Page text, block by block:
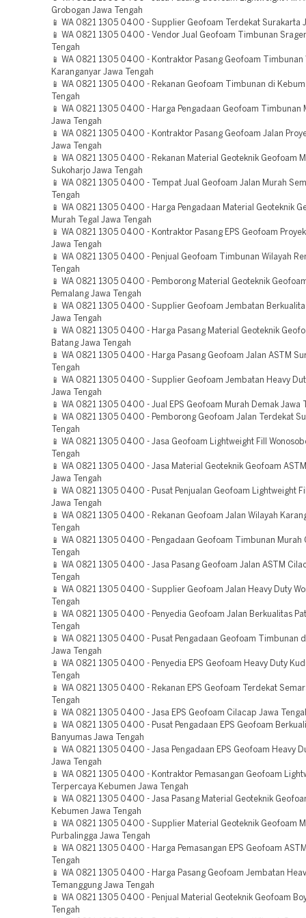
Grobogan Jawa Tengah
📱 WA 0821 1305 0400 - Supplier Geofoam Terdekat Surakarta
📱 WA 0821 1305 0400 - Vendor Jual Geofoam Timbunan
Tengah
📱 WA 0821 1305 0400 - Kontraktor Pasang Geofoam Timbunan
Karanganyar Jawa Tengah
📱 WA 0821 1305 0400 - Rekanan Geofoam Timbunan di
Tengah
📱 WA 0821 1305 0400 - Harga Pengadaan Geofoam Timbunan
Jawa Tengah
📱 WA 0821 1305 0400 - Kontraktor Pasang Geofoam Jalan
Jawa Tengah
📱 WA 0821 1305 0400 - Rekanan Material Geoteknik Geofoam
Sukoharjo Jawa Tengah
📱 WA 0821 1305 0400 - Tempat Jual Geofoam Jalan Murah
Tengah
📱 WA 0821 1305 0400 - Harga Pengadaan Material Geoteknik
Murah Tegal Jawa Tengah
📱 WA 0821 1305 0400 - Kontraktor Pasang EPS Geofoam
Jawa Tengah
📱 WA 0821 1305 0400 - Penjual Geofoam Timbunan Wilayah
Tengah
📱 WA 0821 1305 0400 - Pemborong Material Geoteknik
Pemalang Jawa Tengah
📱 WA 0821 1305 0400 - Supplier Geofoam Jembatan
Jawa Tengah
📱 WA 0821 1305 0400 - Harga Pasang Material Geoteknik
Batang Jawa Tengah
📱 WA 0821 1305 0400 - Harga Pasang Geofoam Jalan ASTM
Tengah
📱 WA 0821 1305 0400 - Supplier Geofoam Jembatan Heavy
Jawa Tengah
📱 WA 0821 1305 0400 - Jual EPS Geofoam Murah Demak Jawa
📱 WA 0821 1305 0400 - Pemborong Geofoam Jalan Terdekat
Tengah
📱 WA 0821 1305 0400 - Jasa Geofoam Lightweight Fill
Tengah
📱 WA 0821 1305 0400 - Jasa Material Geoteknik Geofoam
Jawa Tengah
📱 WA 0821 1305 0400 - Pusat Penjualan Geofoam Lightweight
Jawa Tengah
📱 WA 0821 1305 0400 - Rekanan Geofoam Jalan Wilayah
Tengah
📱 WA 0821 1305 0400 - Pengadaan Geofoam Timbunan Murah
Tengah
📱 WA 0821 1305 0400 - Jasa Pasang Geofoam Jalan ASTM
Tengah
📱 WA 0821 1305 0400 - Supplier Geofoam Jalan Heavy Duty
Tengah
📱 WA 0821 1305 0400 - Penyedia Geofoam Jalan Berkualitas
Tengah
📱 WA 0821 1305 0400 - Pusat Pengadaan Geofoam Timbunan
Jawa Tengah
📱 WA 0821 1305 0400 - Penyedia EPS Geofoam Heavy Duty
Tengah
📱 WA 0821 1305 0400 - Rekanan EPS Geofoam Terdekat
Tengah
📱 WA 0821 1305 0400 - Jasa EPS Geofoam Cilacap Jawa
📱 WA 0821 1305 0400 - Pusat Pengadaan EPS Geofoam
Banyumas Jawa Tengah
📱 WA 0821 1305 0400 - Jasa Pengadaan EPS Geofoam Heavy
Jawa Tengah
📱 WA 0821 1305 0400 - Kontraktor Pemasangan Geofoam
Terpercaya Kebumen Jawa Tengah
📱 WA 0821 1305 0400 - Jasa Pasang Material Geoteknik
Kebumen Jawa Tengah
📱 WA 0821 1305 0400 - Supplier Material Geoteknik Geofoam
Purbalingga Jawa Tengah
📱 WA 0821 1305 0400 - Harga Pemasangan EPS Geofoam
Tengah
📱 WA 0821 1305 0400 - Harga Pasang Geofoam Jembatan
Temanggung Jawa Tengah
📱 WA 0821 1305 0400 - Penjual Material Geoteknik Geofoam
Tengah